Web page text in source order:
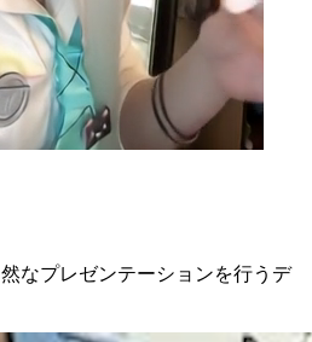
なプレゼンテーションを行うデ